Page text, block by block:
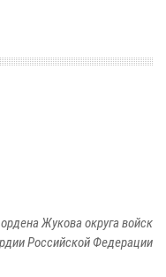
Жукова округа войск
Российской Федерации